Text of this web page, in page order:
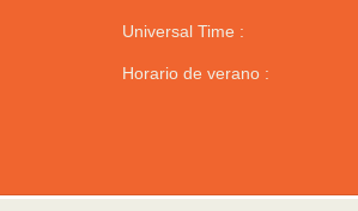
Universal Time :
Horario de verano :